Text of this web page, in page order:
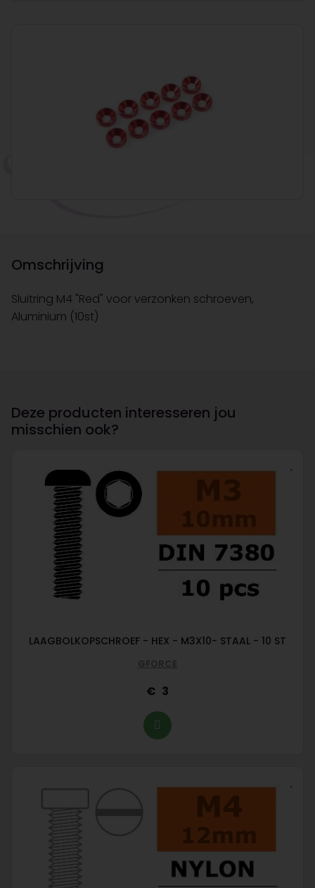
Omschrijving
Sluitring M4 "Red" voor verzonken schroeven,
Aluminium (10st)
Deze producten interesseren jou
misschien ook?
LAAGBOLKOPSCHROEF - HEX - M3X10- STAAL - 10 ST
GFORCE
3